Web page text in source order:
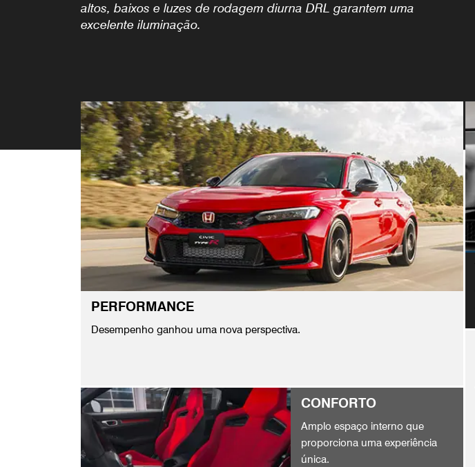
altos, baixos e luzes de rodagem diurna DRL garantem uma
excelente iluminação.
PERFORMANCE
Desempenho ganhou uma nova perspectiva.
CONFORTO
Amplo espaço interno que
proporciona uma experiência
única.